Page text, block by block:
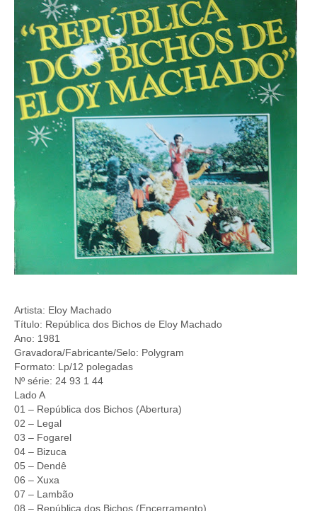
Artista: Eloy Machado
Título: República dos Bichos de Eloy Machado
Ano: 1981
Gravadora/Fabricante/Selo: Polygram
Formato: Lp/12 polegadas
Nº série: 24 93 1 44
Lado A
01 – República dos Bichos (Abertura)
02 – Legal
03 – Fogarel
04 – Bizuca
05 – Dendê
06 – Xuxa
07 – Lambão
08 – República dos Bichos (Encerramento)